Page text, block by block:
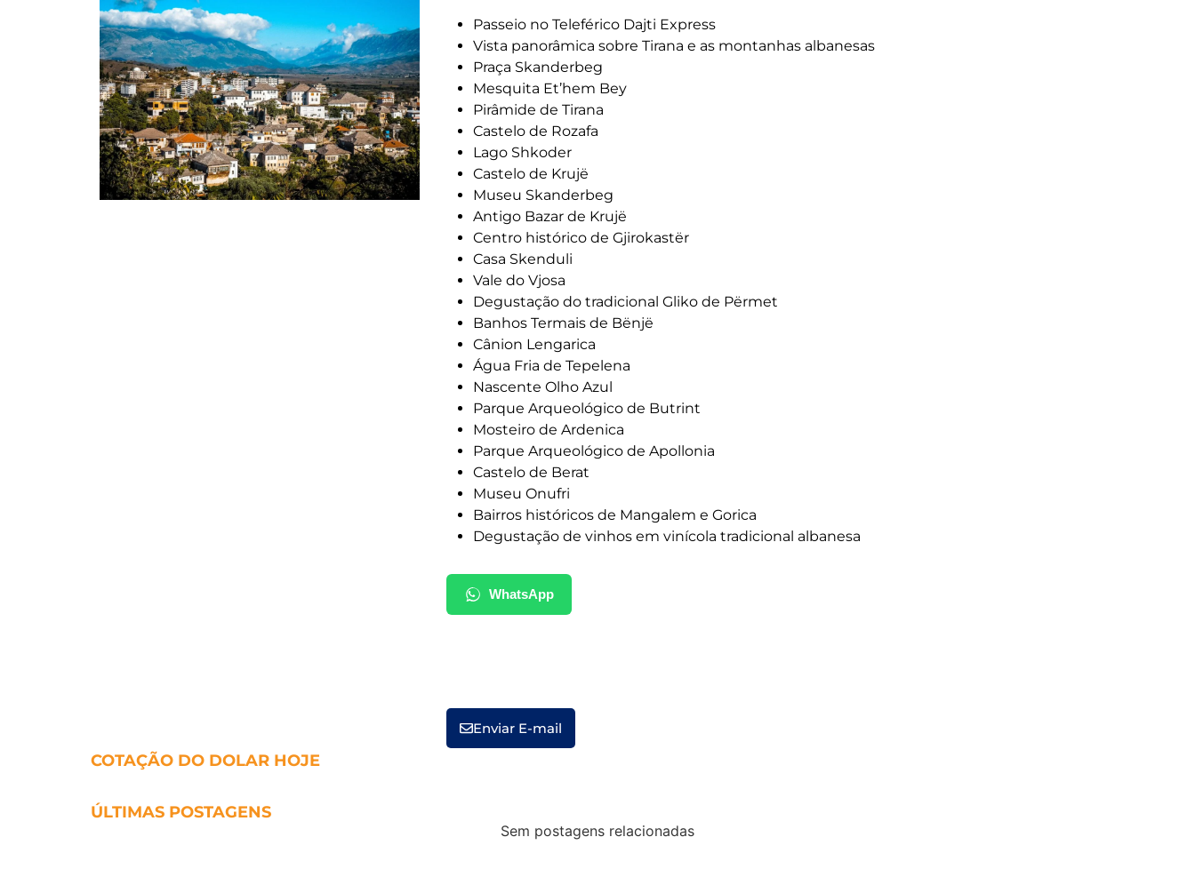
Passeio no Teleférico Dajti Express
Vista panorâmica sobre Tirana e as montanhas albanesas
Praça Skanderbeg
Mesquita Et’hem Bey
Pirâmide de Tirana
Castelo de Rozafa
Lago Shkoder
Castelo de Krujë
Museu Skanderbeg
Antigo Bazar de Krujë
Centro histórico de Gjirokastër
Casa Skenduli
Vale do Vjosa
Degustação do tradicional Gliko de Përmet
Banhos Termais de Bënjë
Cânion Lengarica
Água Fria de Tepelena
Nascente Olho Azul
Parque Arqueológico de Butrint
Mosteiro de Ardenica
Parque Arqueológico de Apollonia
Castelo de Berat
Museu Onufri
Bairros históricos de Mangalem e Gorica
Degustação de vinhos em vinícola tradicional albanesa
WhatsApp
Enviar E-mail
COTAÇÃO DO DOLAR HOJE
ÚLTIMAS POSTAGENS
Sem postagens relacionadas